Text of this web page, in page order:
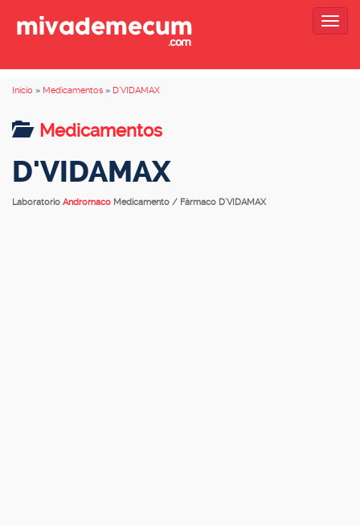
Inicio » Medicamentos » D'VIDAMAX
Medicamentos
D'VIDAMAX
Laboratorio Andromaco Medicamento / Fármaco D'VIDAMAX